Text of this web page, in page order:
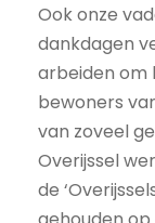
Ook onze
dankdagen
arbeiden om
bewoners
van zoveel
Overijssel
de